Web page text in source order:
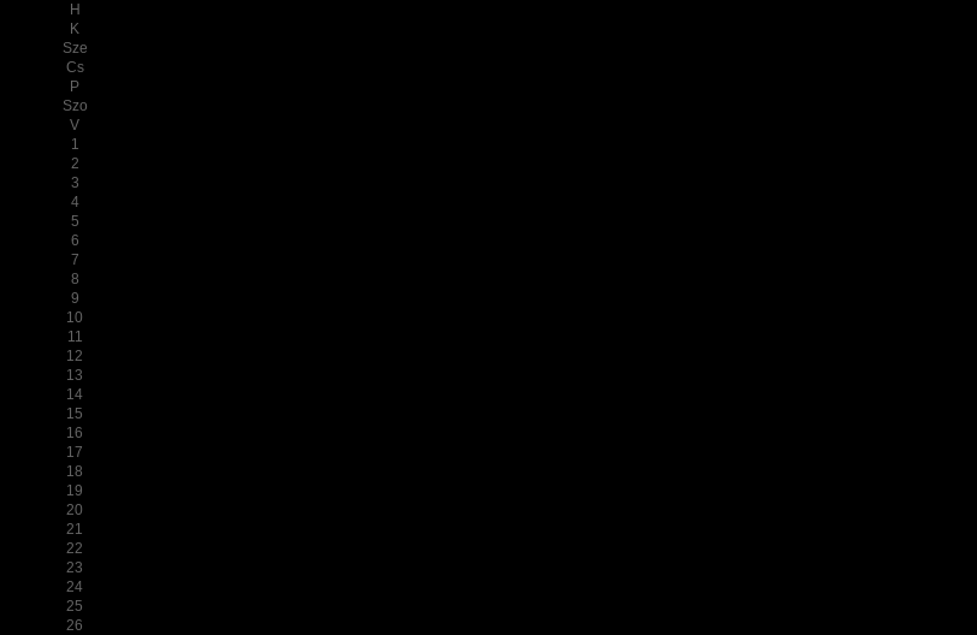
H
K
Sze
Cs
P
Szo
V
1
2
3
4
5
6
7
8
9
10
11
12
13
14
15
16
17
18
19
20
21
22
23
24
25
26